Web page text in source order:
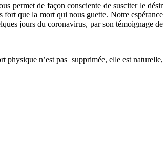
permet de façon consciente de susciter le désir
fort que la mort qui nous guette. Notre espérance
jours du coronavirus, par son témoignage de
physique n’est pas supprimée, elle est naturelle,